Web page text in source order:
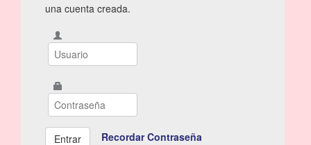
una cuenta creada.
Recordar Contraseña